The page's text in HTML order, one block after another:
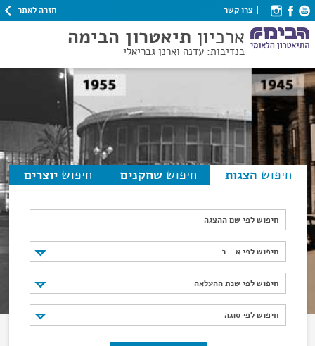
צרו קשר חזרה לאתר
ארכיון תיאטרון הבימה
בנדיבות: עדנה וארנן גבריאלי
חיפוש הצגות חיפוש שחקנים חיפוש יוצרים
חיפוש לפי שם ההצגה
חיפוש לפי א - ב
חיפוש לפי א - ב
חיפוש לפי שנת ההעלאה
חיפוש לפי שנת ההעלאה
חיפוש לפי סוגה
חיפוש לפי סוגה